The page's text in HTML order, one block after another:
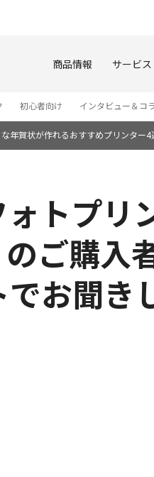
商品情報 サービス
初心者向け インタビュー＆コ
年賀状が作れるおすすめプリンター4
トプリ
ご購入
お聞き